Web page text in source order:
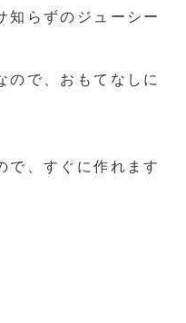
知らずのジューシー
ので、おもてなしに
で、すぐに作れます